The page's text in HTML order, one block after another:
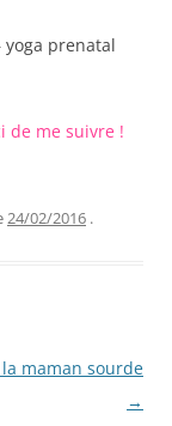
prenatal
de me suivre !
24/02/2016 .
maman sourde
→